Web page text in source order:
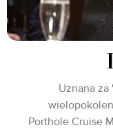
Uznana
Porthole Cruise